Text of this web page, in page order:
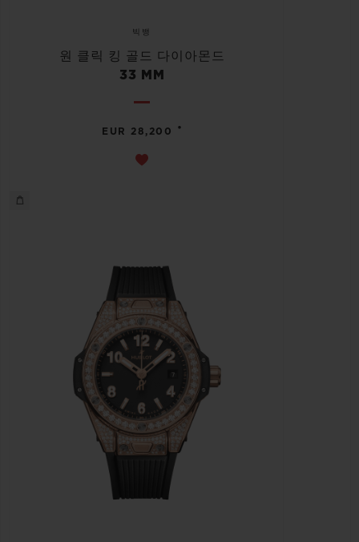
빅뱅
원 클릭 킹 골드 다이아몬드
33 MM
EUR 28,200 •